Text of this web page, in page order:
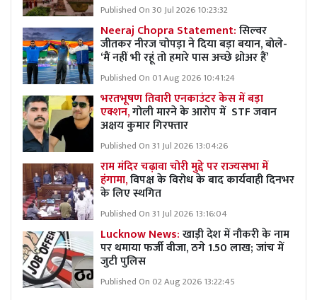
Published On 30 Jul 2026 10:23:32
Neeraj Chopra Statement:सिल्वर
जीतकर नीरज चोपड़ा ने दिया बड़ा बयान, बोले-
‘मैं नहीं भी रहूं तो हमारे पास अच्छे थ्रोअर हैं’
Published On 01 Aug 2026 10:41:24
भरतभूषण तिवारी एनकाउंटर केस में बड़ा
एक्शन,गोली मारने के आरोप में STF जवान
अक्षय कुमार गिरफ्तार
Published On 31 Jul 2026 13:04:26
राम मंदिर चढ़ावा चोरी मुद्दे पर राज्यसभा में
हंगामा,विपक्ष के विरोध के बाद कार्यवाही दिनभर
के लिए स्थगित
Published On 31 Jul 2026 13:16:04
Lucknow News:खाड़ी देश में नौकरी के नाम
पर थमाया फर्जी वीजा, ठगे 1.50 लाख; जांच में
जुटी पुलिस
Published On 02 Aug 2026 13:22:45